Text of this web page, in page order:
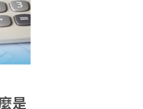
是